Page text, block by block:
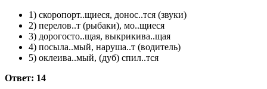
1) скоропорт..щиеся, донос..тся (звуки)
2) перелов..т (рыбаки), мо..щиеся
3) дорогосто..щая, выкрикива..щая
4) посыла..мый, наруша..т (водитель)
5) оклеива..мый, (дуб) спил..тся
Ответ: 14